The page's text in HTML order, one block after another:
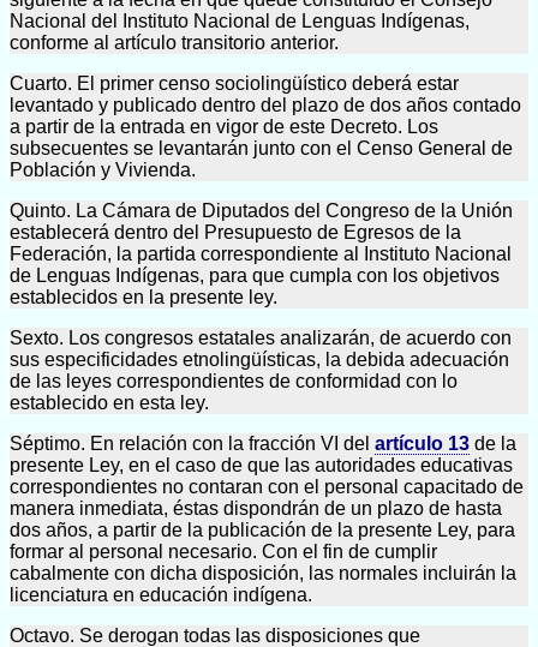
Nacional del Instituto Nacional de Lenguas Indígenas,
conforme al artículo transitorio anterior.
Cuarto. El primer censo sociolingüístico deberá estar
levantado y publicado dentro del plazo de dos años contado
a partir de la entrada en vigor de este Decreto. Los
subsecuentes se levantarán junto con el Censo General de
Población y Vivienda.
Quinto. La Cámara de Diputados del Congreso de la Unión
establecerá dentro del Presupuesto de Egresos de la
Federación, la partida correspondiente al Instituto Nacional
de Lenguas Indígenas, para que cumpla con los objetivos
establecidos en la presente ley.
Sexto. Los congresos estatales analizarán, de acuerdo con
sus especificidades etnolingüísticas, la debida adecuación
de las leyes correspondientes de conformidad con lo
establecido en esta ley.
Séptimo. En relación con la fracción VI del artículo 13 de la
presente Ley, en el caso de que las autoridades educativas
correspondientes no contaran con el personal capacitado de
manera inmediata, éstas dispondrán de un plazo de hasta
dos años, a partir de la publicación de la presente Ley, para
formar al personal necesario. Con el fin de cumplir
cabalmente con dicha disposición, las normales incluirán la
licenciatura en educación indígena.
Octavo. Se derogan todas las disposiciones que